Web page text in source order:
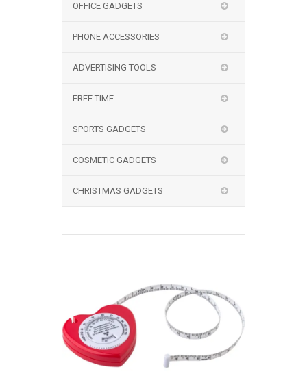
OFFICE GADGETS
PHONE ACCESSORIES
ADVERTISING TOOLS
FREE TIME
SPORTS GADGETS
COSMETIC GADGETS
CHRISTMAS GADGETS